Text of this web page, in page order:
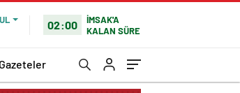
02:00
İMSAK'A
KALAN SÜRE
Gazeteler